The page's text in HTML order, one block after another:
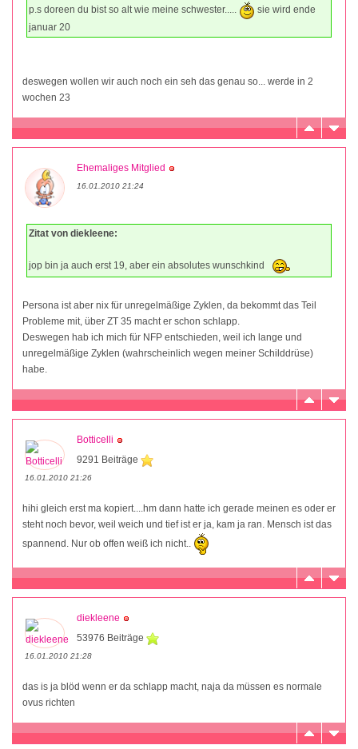
p.s doreen du bist so alt wie meine schwester.....
sie wird ende
januar 20
deswegen wollen wir auch noch ein seh das genau so... werde in 2
wochen 23
Ehemaliges Mitglied
16.01.2010 21:24
Zitat von diekleene:
jop bin ja auch erst 19, aber ein absolutes wunschkind
Persona ist aber nix für unregelmäßige Zyklen, da bekommt das Teil
Probleme mit, über ZT 35 macht er schon schlapp.
Deswegen hab ich mich für NFP entschieden, weil ich lange und
unregelmäßige Zyklen (wahrscheinlich wegen meiner Schilddrüse)
habe.
Botticelli
9291 Beiträge
16.01.2010 21:26
hihi gleich erst ma kopiert....hm dann hatte ich gerade meinen es oder er
steht noch bevor, weil weich und tief ist er ja, kam ja ran. Mensch ist das
spannend. Nur ob offen weiß ich nicht..
diekleene
53976 Beiträge
16.01.2010 21:28
das is ja blöd wenn er da schlapp macht, naja da müssen es normale
ovus richten